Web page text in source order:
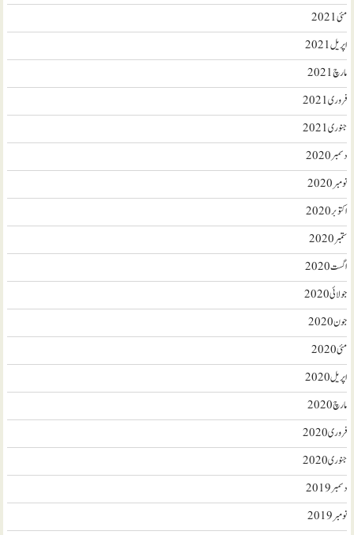
مئی 2021
اپریل 2021
مارچ 2021
فروری 2021
جنوری 2021
دسمبر 2020
نومبر 2020
اکتوبر 2020
ستمبر 2020
اگست 2020
جولائی 2020
جون 2020
مئی 2020
اپریل 2020
مارچ 2020
فروری 2020
جنوری 2020
دسمبر 2019
نومبر 2019